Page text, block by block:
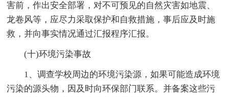
害前，作出安全部署，对不可预见的自然灾害如地震、
龙卷风等，应尽力采取保护和自救措施，事后应及时施
救，并向事实情况通过汇报程序汇报。
(十)环境污染事故
1、调查学校周边的环境污染源，如果可能造成环境
污染的源头物，因及时向环保部门联系。并备案这些污